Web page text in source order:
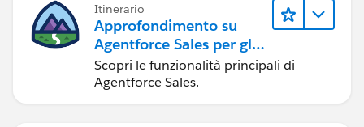
Itinerario
Approfondimento su
Agentforce Sales per gli
amministratori
Scopri le funzionalità principali di
Agentforce Sales.